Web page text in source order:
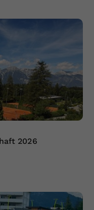
2026
anderem eine
Ihrer
falls der
dies eingestellt